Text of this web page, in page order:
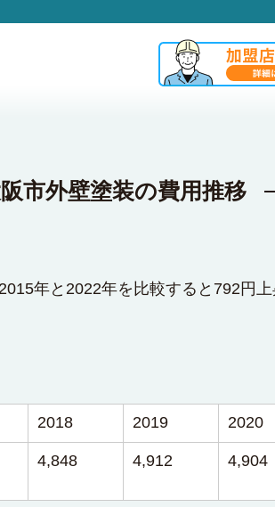
市外壁塗装の費用推移
年と2022年を比較すると792円
2018 2019 2020
4,848 4,912 4,904